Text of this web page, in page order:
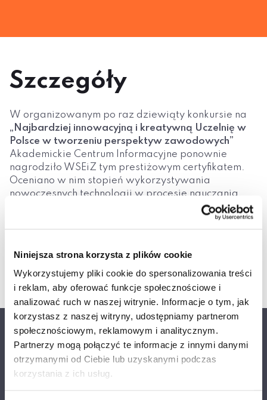
Niniejsza strona korzysta z plików cookie
Wykorzystujemy pliki cookie do spersonalizowania treści
i reklam, aby oferować funkcje społecznościowe i
analizować ruch w naszej witrynie. Informacje o tym, jak
korzystasz z naszej witryny, udostępniamy partnerom
społecznościowym, reklamowym i analitycznym.
Partnerzy mogą połączyć te informacje z innymi danymi
otrzymanymi od Ciebie lub uzyskanymi podczas
korzystania z ich usług.
Szczegóły
W organizowanym po raz dziewiąty konkursie na
„Najbardziej innowacyjną i kreatywną Uczelnię w
Polsce w tworzeniu perspektyw zawodowych”
Akademickie Centrum Informacyjne ponownie
nagrodziło WSEiZ tym prestiżowym certyfikatem.
Oceniano w nim stopień wykorzystywania
nowoczesnych technologii w procesie nauczania
oraz innowacyjne działania realizowane w
sektorze szkolnictwa wyższego. Wyższa Szkoła
Akademia Techniczno-Artystyczna Nauk Stosowanych w
Warszawie
Najlepsza niepubliczna uczelnia